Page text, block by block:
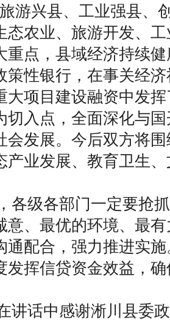
游兴县、工业强县、
态农业、旅游开发、
重点，县域经济持续
策性银行，在事关经
大项目建设融资中发
切入点，全面深化与
会发展。今后双方将
产业发展、教育卫生
各级各部门一定要抢
意、最优的环境、最
通配合，强力推进实
发挥信贷资金效益，
讲话中感谢淅川县委